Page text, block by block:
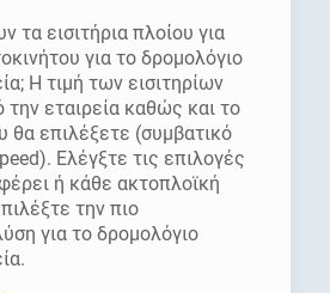
τα εισιτήρια πλοίου για
για το δρομολόγιο
Η τιμή των εισιτηρίων
την εταιρεία καθώς και το
θα επιλέξετε (συμβατικό
Ελέγξτε τις επιλογές
ή κάθε ακτοπλοϊκή
την πιο
για το δρομολόγιο